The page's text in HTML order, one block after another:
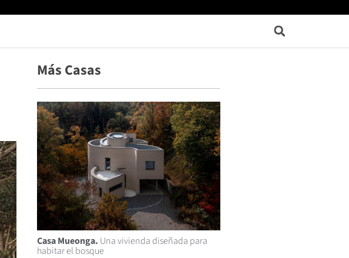
Más Casas
Casa Mueonga. Una vivienda diseñada para
habitar el bosque